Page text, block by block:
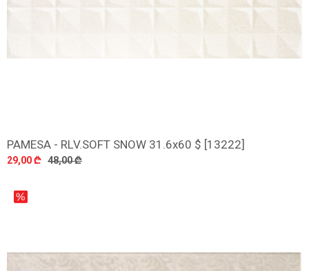
დამატება
PAMESA - RLV.SOFT SNOW 31.6x60 $ [13222]
29,00 ₾ 48,00 ₾